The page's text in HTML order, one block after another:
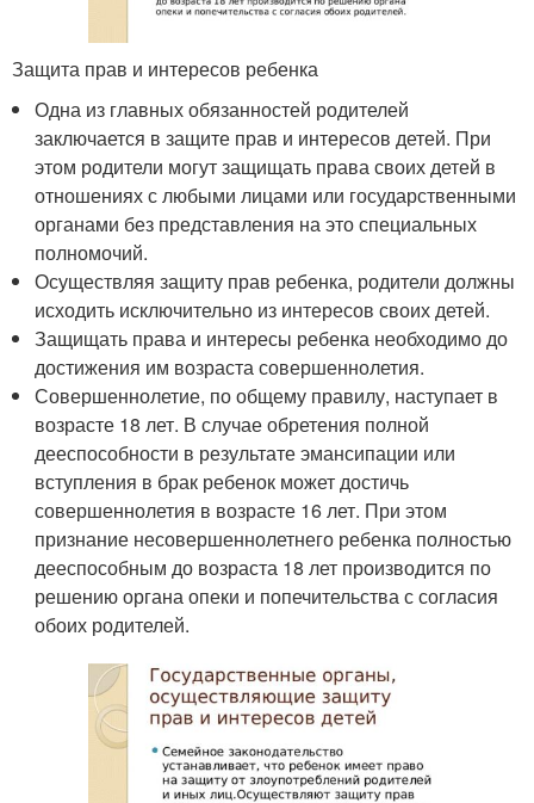
Защита прав и интересов ребенка
Одна из главных обязанностей родителей
заключается в защите прав и интересов детей. При
этом родители могут защищать права своих детей в
отношениях с любыми лицами или государственными
органами без представления на это специальных
полномочий.
Осуществляя защиту прав ребенка, родители должны
исходить исключительно из интересов своих детей.
Защищать права и интересы ребенка необходимо до
достижения им возраста совершеннолетия.
Совершеннолетие, по общему правилу, наступает в
возрасте 18 лет. В случае обретения полной
дееспособности в результате эмансипации или
вступления в брак ребенок может достичь
совершеннолетия в возрасте 16 лет. При этом
признание несовершеннолетнего ребенка полностью
дееспособным до возраста 18 лет производится по
решению органа опеки и попечительства с согласия
обоих родителей.